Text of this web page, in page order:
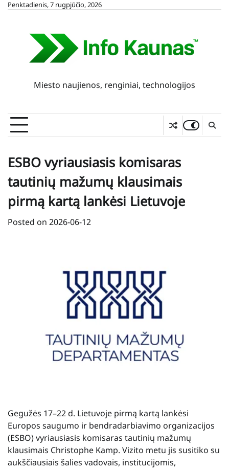
SkipPenktadienis, 7 rugpjūčio, 2026
Miesto naujienos, renginiai, technologijos
ESBO vyriausiasis komisaras
tautinių mažumų klausimais
pirmą kartą lankėsi Lietuvoje
Posted on 2026-06-12
Gegužės 17–22 d. Lietuvoje pirmą kartą lankėsi
Europos saugumo ir bendradarbiavimo organizacijos
(ESBO) vyriausiasis komisaras tautinių mažumų
klausimais Christophe Kamp. Vizito metu jis susitiko su
aukščiausiais šalies vadovais, institucijomis,